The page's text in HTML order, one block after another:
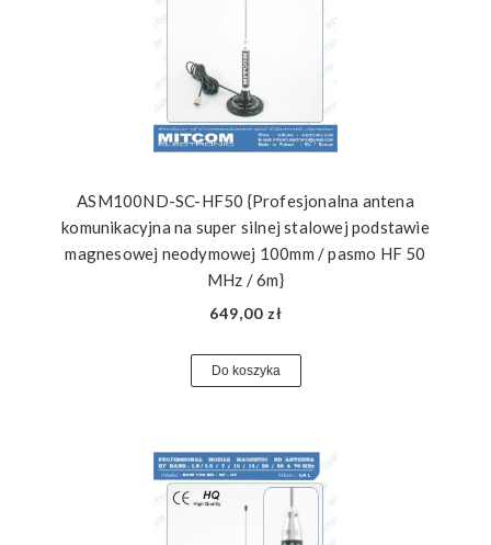
ASM100ND-SC-HF50 {Profesjonalna antena
komunikacyjna na super silnej stalowej podstawie
magnesowej neodymowej 100mm / pasmo HF 50
MHz / 6m}
649,00 zł
Do koszyka